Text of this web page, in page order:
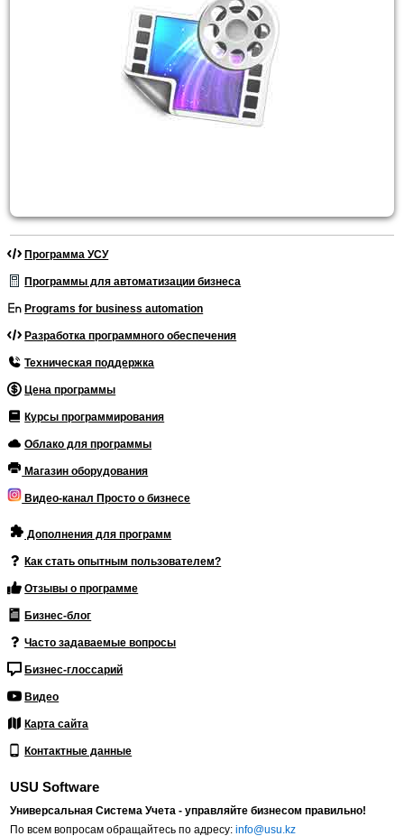
Программа УСУ
Программы для автоматизации бизнеса
Programs for business automation
Разработка программного обеспечения
Техническая поддержка
Цена программы
Курсы программирования
Облако для программы
Магазин оборудования
Видео-канал Просто о бизнесе
Дополнения для программ
Как стать опытным пользователем?
Отзывы о программе
Бизнес-блог
Часто задаваемые вопросы
Бизнес-глоссарий
Видео
Карта сайта
Контактные данные
USU Software
Универсальная Система Учета - управляйте бизнесом правильно!
По всем вопросам обращайтесь по адресу:info@usu.kz